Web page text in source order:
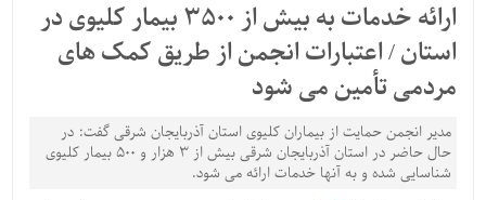
ارائه خدمات به بیش از ۳۵۰۰ بیمار کلیوی در
استان / اعتبارات انجمن از طریق کمک های
مردمی تأمین می شود
مدیر انجمن حمایت از بیماران کلیوی استان آذربایجان شرقی گفت: در
حال حاضر در استان آذربایجان شرقی بیش از ۳ هزار و ۵۰۰ بیمار کلیوی
شناسایی شده و به آنها خدمات ارائه می شود.